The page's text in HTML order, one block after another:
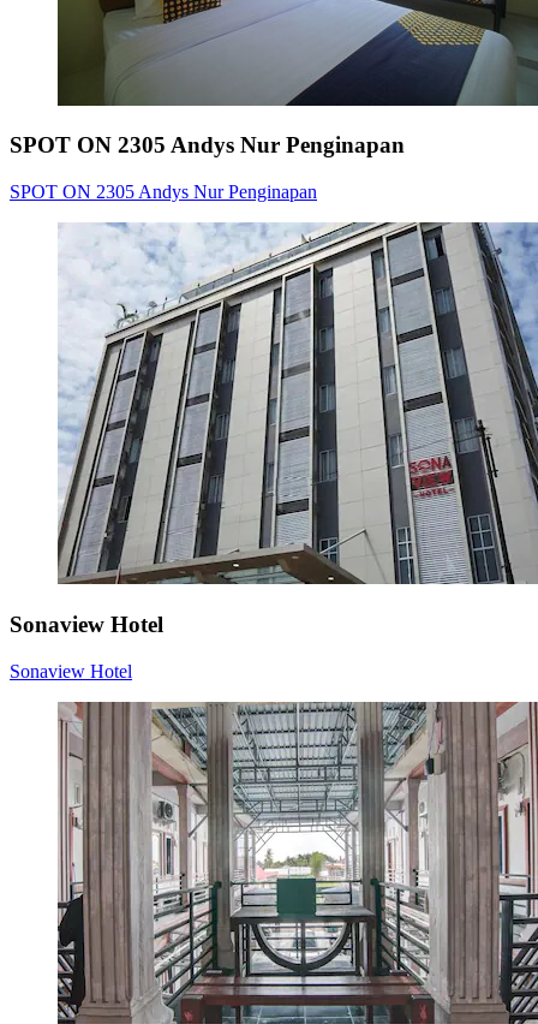
SPOT ON 2305 Andys Nur Penginapan
SPOT ON 2305 Andys Nur Penginapan
Sonaview Hotel
Sonaview Hotel